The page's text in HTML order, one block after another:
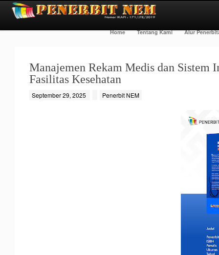
Home Tentang Kami Alur
Manajemen Rekam Medis dan
Fasilitas Kesehatan
September 29, 2025 Penerbit NEM